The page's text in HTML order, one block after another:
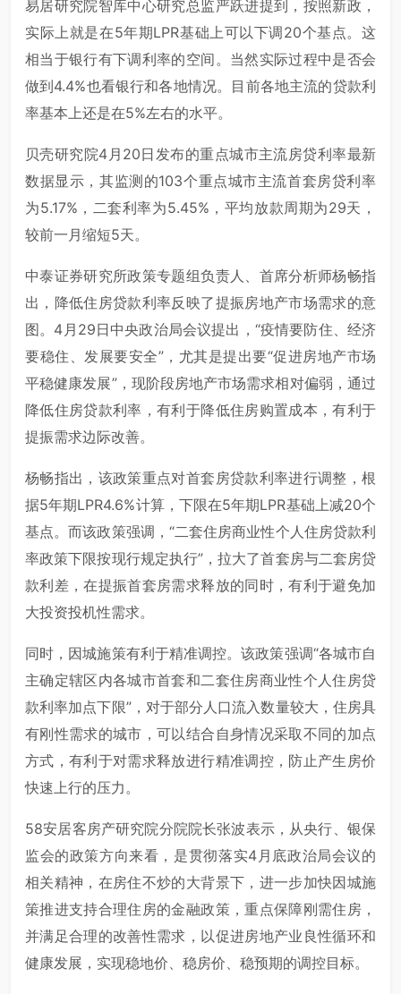
易居研究院智库中心研究总监严跃进提到，按照新政，
实际上就是在5年期LPR基础上可以下调20个基点。这
相当于银行有下调利率的空间。当然实际过程中是否会
做到4.4%也看银行和各地情况。目前各地主流的贷款利
率基本上还是在5%左右的水平。
贝壳研究院4月20日发布的重点城市主流房贷利率最新
数据显示，其监测的103个重点城市主流首套房贷利率
为5.17%，二套利率为5.45%，平均放款周期为29天，
较前一月缩短5天。
中泰证券研究所政策专题组负责人、首席分析师杨畅指
出，降低住房贷款利率反映了提振房地产市场需求的意
图。4月29日中央政治局会议提出，“疫情要防住、经济
要稳住、发展要安全”，尤其是提出要“促进房地产市场
平稳健康发展”，现阶段房地产市场需求相对偏弱，通过
降低住房贷款利率，有利于降低住房购置成本，有利于
提振需求边际改善。
杨畅指出，该政策重点对首套房贷款利率进行调整，根
据5年期LPR4.6%计算，下限在5年期LPR基础上减20个
基点。而该政策强调，“二套住房商业性个人住房贷款利
率政策下限按现行规定执行”，拉大了首套房与二套房贷
款利差，在提振首套房需求释放的同时，有利于避免加
大投资投机性需求。
同时，因城施策有利于精准调控。该政策强调“各城市自
主确定辖区内各城市首套和二套住房商业性个人住房贷
款利率加点下限”，对于部分人口流入数量较大，住房具
有刚性需求的城市，可以结合自身情况采取不同的加点
方式，有利于对需求释放进行精准调控，防止产生房价
快速上行的压力。
58安居客房产研究院分院院长张波表示，从央行、银保
监会的政策方向来看，是贯彻落实4月底政治局会议的
相关精神，在房住不炒的大背景下，进一步加快因城施
策推进支持合理住房的金融政策，重点保障刚需住房，
并满足合理的改善性需求，以促进房地产业良性循环和
健康发展，实现稳地价、稳房价、稳预期的调控目标。